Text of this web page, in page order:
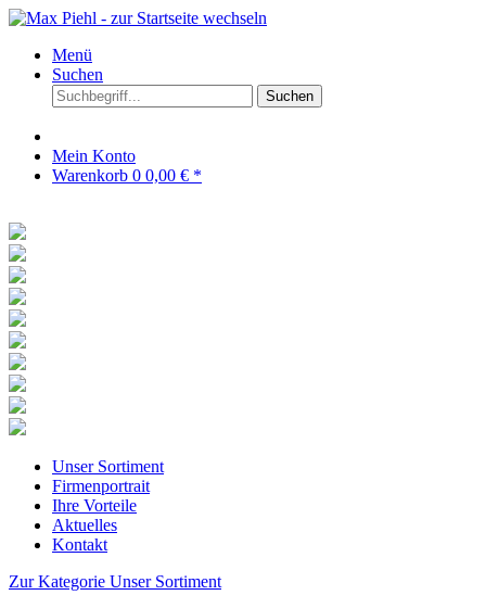
Menü
Suchen
Suchen
Mein Konto
Warenkorb 0 0,00 € *
Unser Sortiment
Firmenportrait
Ihre Vorteile
Aktuelles
Kontakt
Zur Kategorie Unser Sortiment